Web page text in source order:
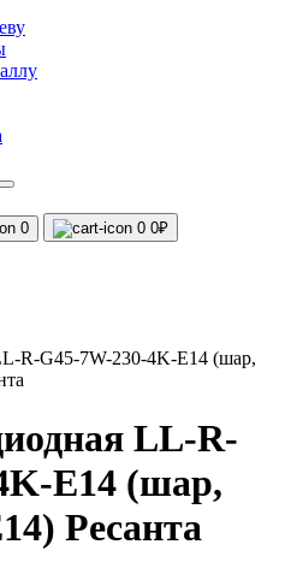
0 0 0₽
R-G45-7W-230-4K-E14 (шар,
LL-R-
E14 (шар,
Ресанта